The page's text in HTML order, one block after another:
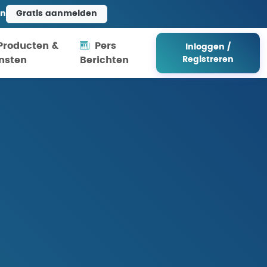
Gratis aanmelden
&
Pers
Berichten
Inloggen /
Registreren